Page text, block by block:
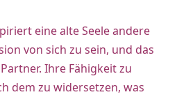
eine alte Seele andere
von sich zu sein, und das
Ihre Fähigkeit zu
dem zu widersetzen, was